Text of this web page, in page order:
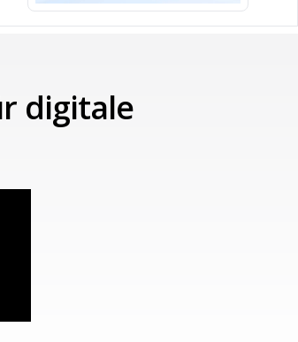
digitale